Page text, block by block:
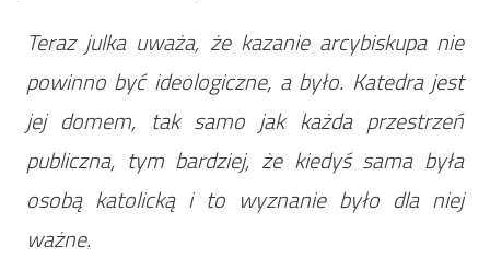
Teraz julka uważa, że kazanie arcybiskupa nie
powinno być ideologiczne, a było. Katedra jest
jej domem, tak samo jak każda przestrzeń
publiczna, tym bardziej, że kiedyś sama była
osobą katolicką i to wyznanie było dla niej
ważne.